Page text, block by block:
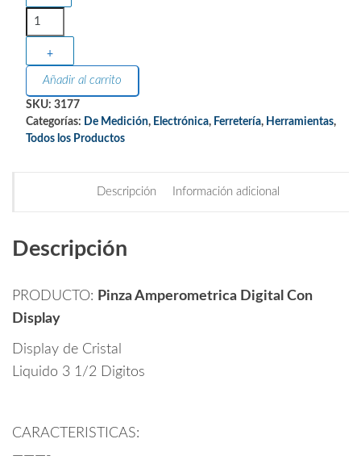
+
Añadir al carrito
SKU: 3177
Categorías: De Medición, Electrónica, Ferretería, Herramientas,
Todos los Productos
Descripción Información adicional
Descripción
PRODUCTO: Pinza Amperometrica Digital Con
Display
Display de Cristal
Liquido 3 1/2 Digitos
CARACTERISTICAS:
———-